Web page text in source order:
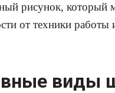
рисунок, который
от техники работы
виды